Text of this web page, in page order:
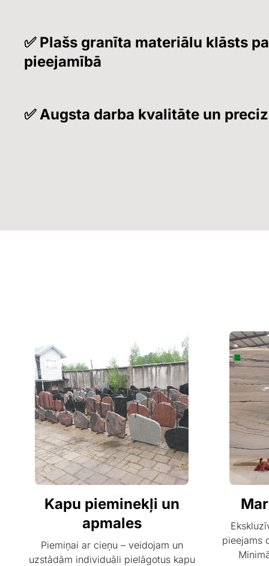
✅ Plašs granīta materiālu klāsts
pieejamībā
✅ Augsta darba kvalitāte un
Kapu pieminekļi un
apmales
Piemiņai ar cieņu – veidojam un
uzstādām individuāli pielāgotus kapu
pieejams